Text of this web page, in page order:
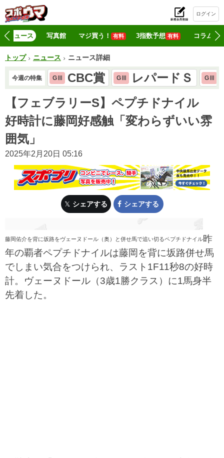
ログイン
ニュース 写真館 マジ買う！ 有料 3指数予想 有料 コラム
トップ ニュース ニュース詳細
今週の特集 GⅢ CBC賞 GⅢ レパードＳ GⅢ
【フェブラリーS】ペプチドナイル
好時計に藤岡好感触「変わらずいい雰
囲気」
2025年2月20日 05:16
シェアする シェアする
藤岡佑介を背に坂路をヴェーヌドール（奥）と併せ馬で追い切るペプチドナイル昨
年の覇者ペプチドナイルは藤岡を背に坂路併せ馬
でしまい気合をつけられ、ラスト1F11秒8の好時
計。ヴェーヌドール（3歳1勝クラス）に1馬身半
先着した。